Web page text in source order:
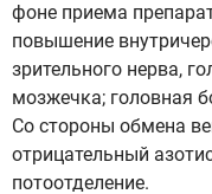
фоне приема
повышение
зрительного нерва,
мозжечка; головная
Со стороны обмена
отрицательный
потоотделение.